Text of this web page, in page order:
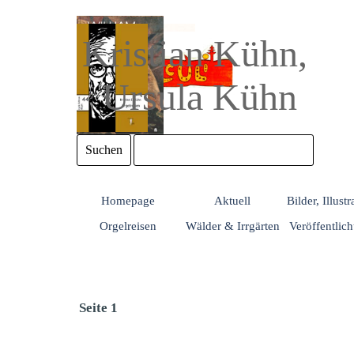
Kristian Kühn,
Ursula Kühn
Suchen
Homepage Aktuell
Bilder,
Orgelreisen
Wälder & Irrgärten
Seite 1